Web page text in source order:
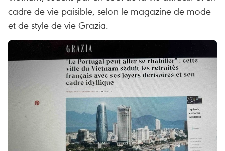
cadre de vie paisible, selon le magazine de mode
et de style de vie Grazia.